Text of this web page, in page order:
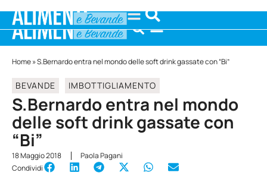
Home»S.Bernardo entra nel mondo delle soft drink gassate con “Bi”
BEVANDE IMBOTTIGLIAMENTO
S.Bernardo entra nel mondo
delle soft drink gassate con
“Bi”
18 Maggio 2018
Paola Pagani
Condividi